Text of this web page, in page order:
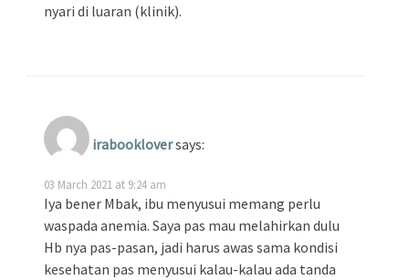
nyari di luaran (klinik).
irabookloversays:
03 March 2021 at 9:24 am
Iya bener Mbak, ibu menyusui memang perlu
waspada anemia. Saya pas mau melahirkan dulu
Hb nya pas-pasan, jadi harus awas sama kondisi
kesehatan pas menyusui kalau-kalau ada tanda